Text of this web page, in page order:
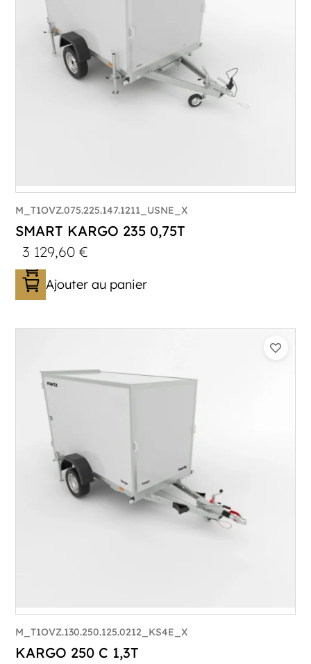
Longueur utile (mm) :
Plancher :
Plancher en contreplaqué massif
PTAC :300-750
Poids à vide (kg) :
Longueur utile (mm) :
Plancher :
Plancher en contreplaqué massif
M_T1OVZ.075.225.147.1211_USNE_X
SMART KARGO 235 0,75T
3 129,60€
Ajouter au panier
M_T1OVZ.130.250.125.0212_KS4E_X
KARGO 250 C 1,3T